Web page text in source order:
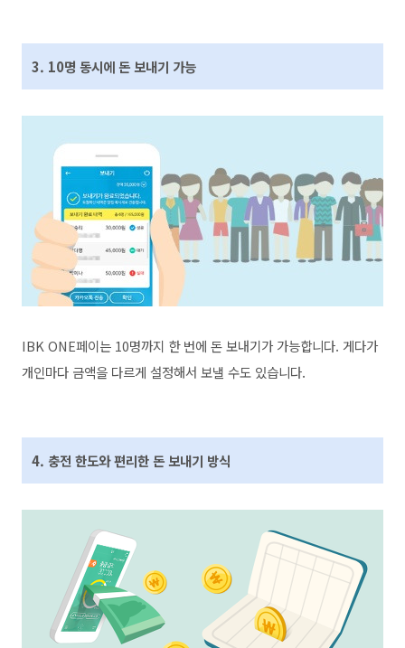
3. 10명 동시에 돈 보내기 가능
IBK ONE페이는 10명까지 한 번에 돈 보내기가 가능합니다. 게다가
개인마다 금액을 다르게 설정해서 보낼 수도 있습니다.
4. 충전 한도와 편리한 돈 보내기 방식